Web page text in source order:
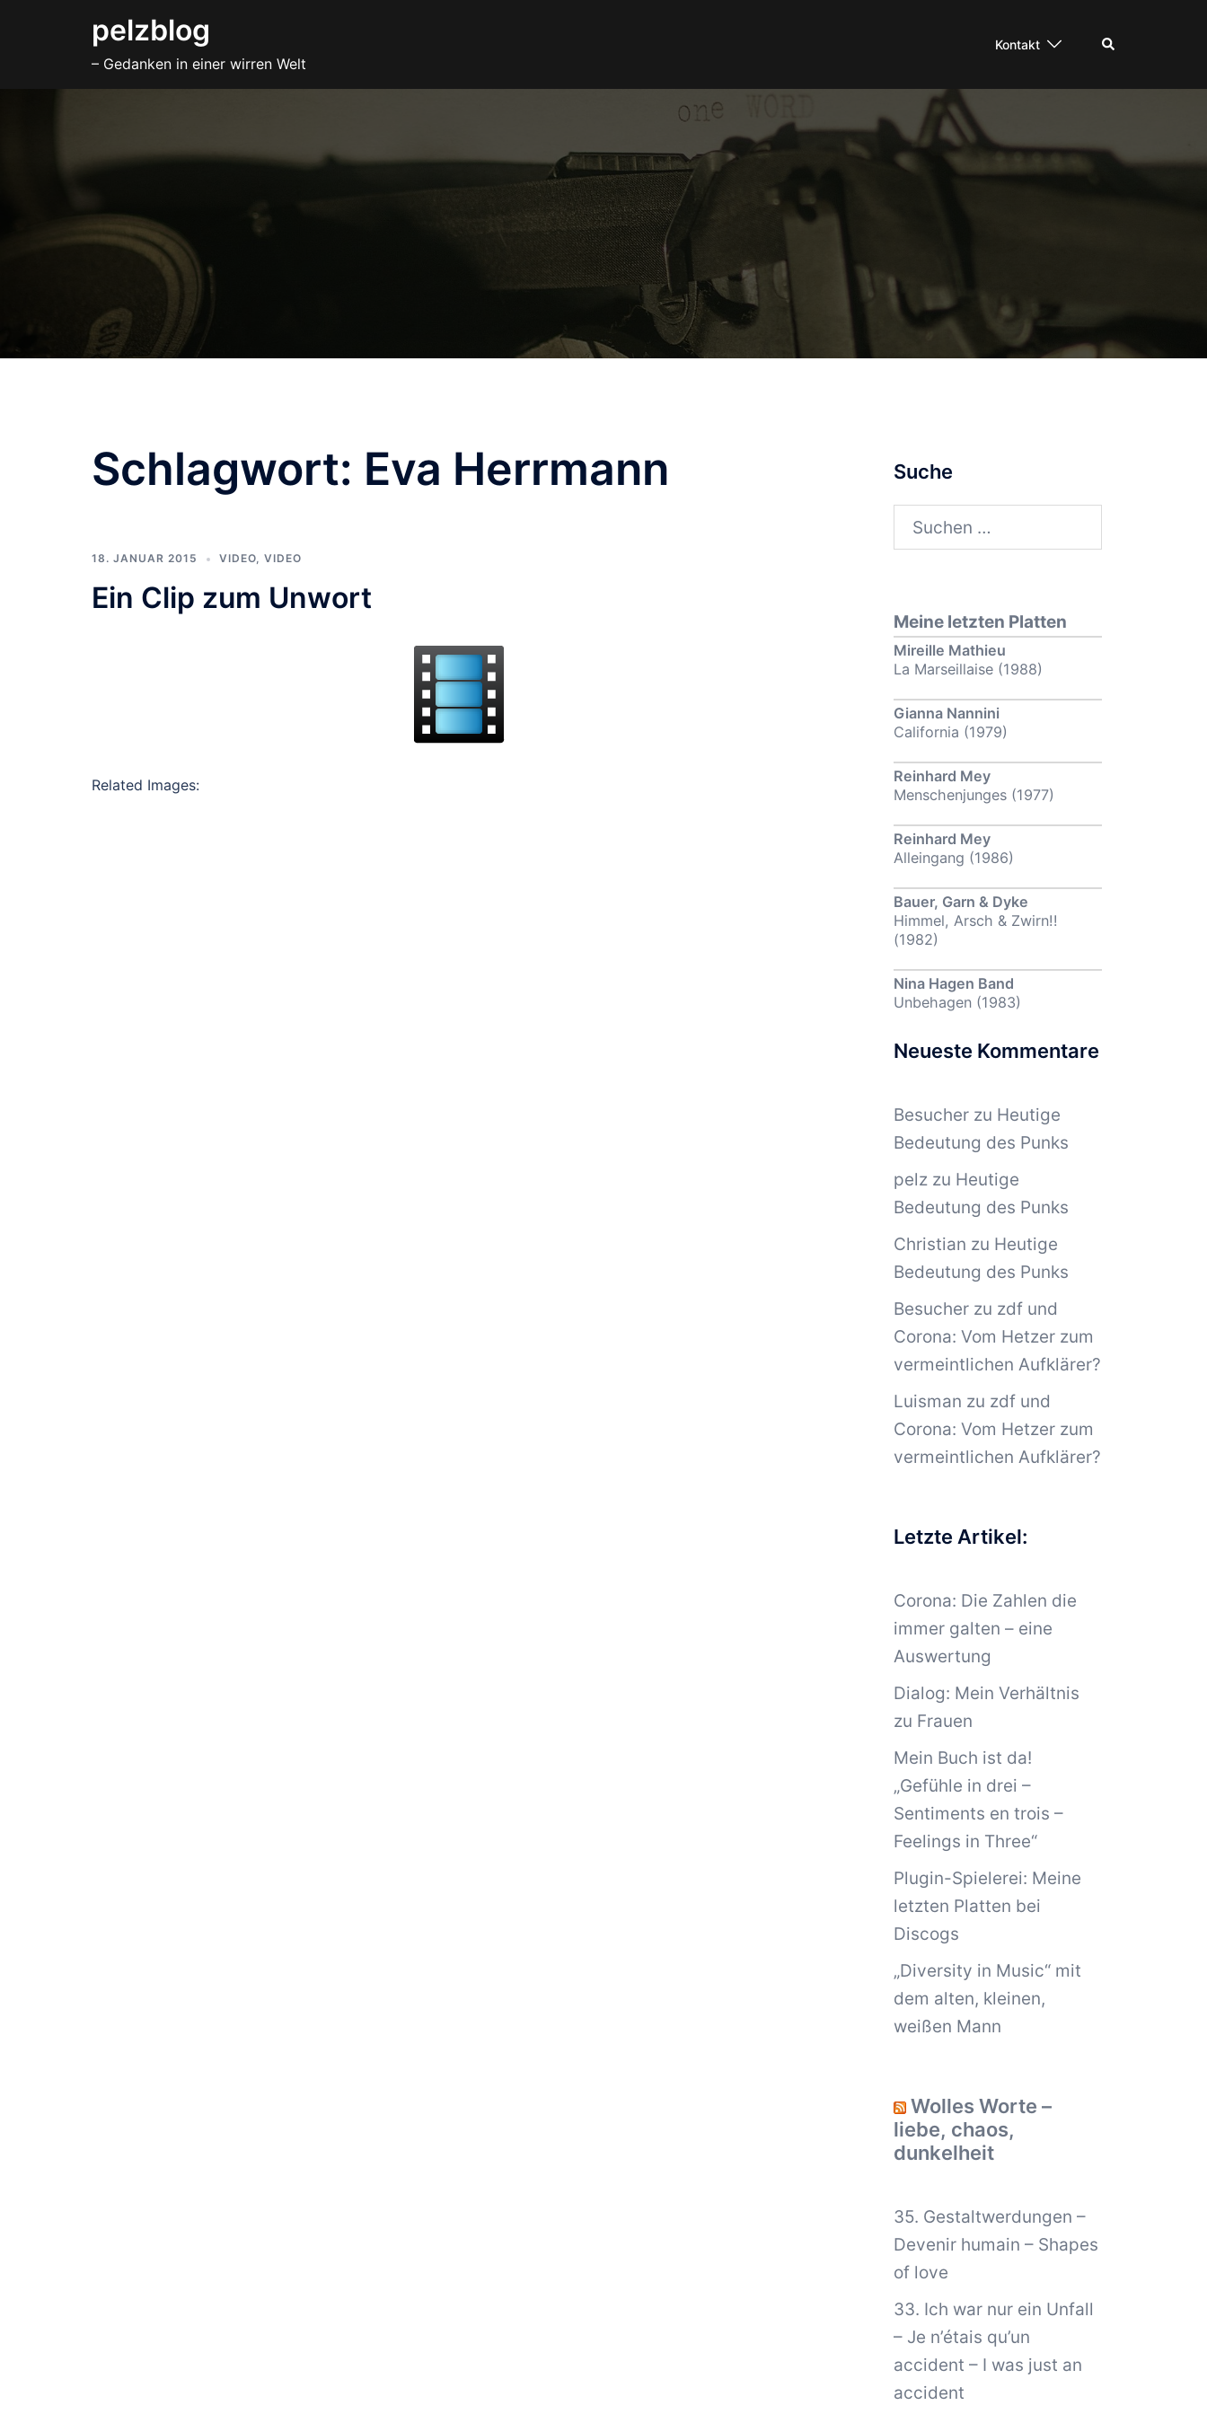
pelzblog
– Gedanken in einer wirren Welt
Kontakt Suche
Schlagwort: Eva Herrmann
18. JANUAR 2015 VIDEO, VIDEO
Ein Clip zum Unwort
Related Images:
Suche
Suchen
nach:
Meine letzten Platten
Mireille Mathieu
La Marseillaise (1988)
Gianna Nannini
California (1979)
Reinhard Mey
Menschenjunges (1977)
Reinhard Mey
Alleingang (1986)
Bauer, Garn & Dyke
Himmel, Arsch & Zwirn!!
(1982)
Nina Hagen Band
Unbehagen (1983)
Neueste Kommentare
Besucherzu Heutige
Bedeutung des Punks
pelzzu Heutige
Bedeutung des Punks
Christian zu Heutige
Bedeutung des Punks
Besucherzu zdf und
Corona: Vom Hetzer zum
vermeintlichen Aufklärer?
Luisman zu zdf und
Corona: Vom Hetzer zum
vermeintlichen Aufklärer?
Letzte Artikel:
Corona: Die Zahlen die
immer galten – eine
Auswertung
Dialog: Mein Verhältnis
zu Frauen
Mein Buch ist da!
„Gefühle in drei –
Sentiments en trois –
Feelings in Three“
Plugin-Spielerei: Meine
letzten Platten bei
Discogs
„Diversity in Music“ mit
dem alten, kleinen,
weißen Mann
Wolles Worte –
liebe, chaos,
dunkelheit
35. Gestaltwerdungen –
Devenir humain – Shapes
of love
33. Ich war nur ein Unfall
– Je n’étais qu’un
accident – I was just an
accident